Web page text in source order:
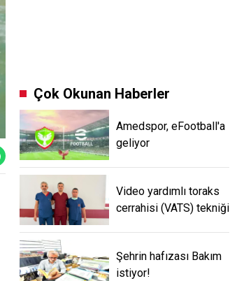
Çok Okunan Haberler
Amedspor, eFootball'a
geliyor
Video yardımlı toraks
cerrahisi (VATS) tekniği
Şehrin hafızası Bakım
istiyor!